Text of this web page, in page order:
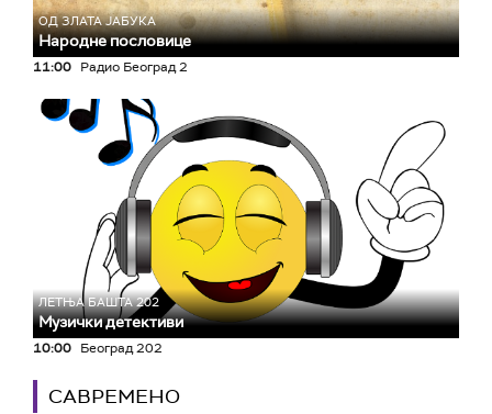
ОД ЗЛАТА ЈАБУКА
Народне пословице
11:00 Радио Београд 2
ЛЕТЊА БАШТА 202
Музички детективи
10:00 Београд 202
САВРЕМЕНО